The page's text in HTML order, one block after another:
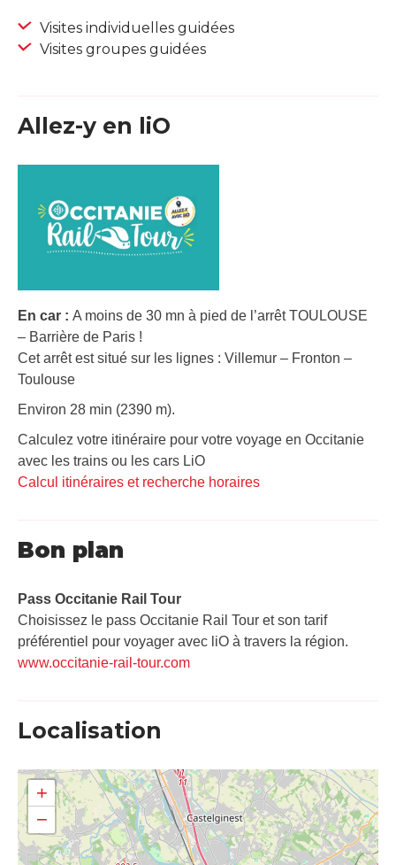
Visites individuelles guidées
Visites groupes guidées
Allez-y en liO
En car : A moins de 30 mn à pied de l’arrêt TOULOUSE
– Barrière de Paris !
Cet arrêt est situé sur les lignes : Villemur – Fronton –
Toulouse
Environ 28 min (2390 m).
Calculez votre itinéraire pour votre voyage en Occitanie
avec les trains ou les cars LiO
Calcul itinéraires et recherche horaires
Bon plan
Pass Occitanie Rail Tour​
Choisissez le pass Occitanie Rail Tour et son tarif
préférentiel pour voyager avec liO à travers la région.
www.occitanie-rail-tour.com
Localisation
+
−